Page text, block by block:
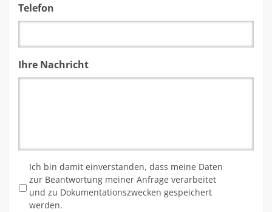
Telefon
Ihre Nachricht
Ich bin damit einverstanden, dass meine Daten
zur Beantwortung meiner Anfrage verarbeitet
und zu Dokumentationszwecken gespeichert
werden.